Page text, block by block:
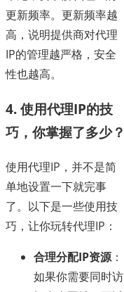
更新频率。更新频率越
高，说明提供商对代理
IP的管理越严格，安全
性也越高。
4. 使用代理IP的技
巧，你掌握了多少？
使用代理IP，并不是简
单地设置一下就完事
了。以下是一些使用技
巧，让你玩转代理IP：
合理分配IP资源：
如果你需要同时访